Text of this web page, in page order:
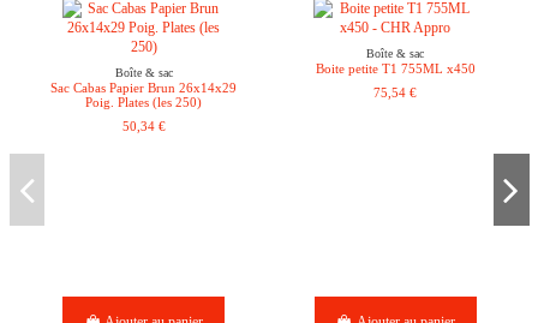
Boîte & sac
Sac Cabas Papier Brun 26x14x29
Poig. Plates (les 250)
50,34 €
Boîte & sac
Boite petite T1 755ML x450
75,54 €